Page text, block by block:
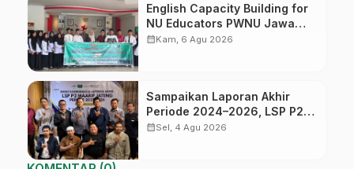
English Capacity Building for
NU Educators PWNU Jawa
Tengah Batch#4; Membuka
calendar_monthKam, 6 Agu 2026
Sampaikan Laporan Akhir
Periode 2024–2026, LSP P2
Ma’arif NU Jateng Mantapkan
calendar_monthSel, 4 Agu 2026